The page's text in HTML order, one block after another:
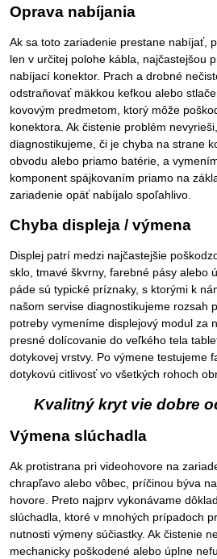
Oprava nabíjania
Ak sa toto zariadenie prestane nabíjať,
len v určitej polohe kábla, najčastejšou
nabíjací konektor. Prach a drobné
odstraňovať mäkkou kefkou alebo
kovovým predmetom, ktorý môže
konektora. Ak čistenie problém
diagnostikujeme, či je chyba na strane
obvodu alebo priamo batérie, a
komponent spájkovaním priamo na
zariadenie opäť nabíjalo spoľahlivo.
Chyba displeja / výmena
Displej patrí medzi najčastejšie
sklo, tmavé škvrny, farebné pásy alebo
páde sú typické príznaky, s ktorými k
našom servise diagnostikujeme rozsah
potreby vymeníme displejový modul za
presné dolícovanie do veľkého tela
dotykovej vrstvy. Po výmene testujeme
dotykovú citlivosť vo všetkých rohoch
Kvalitný kryt vie dobre
Výmena slúchadla
Ak protistrana pri videohovore na
chrapľavo alebo vôbec, príčinou býva
hovore. Preto najprv vykonávame
slúchadla, ktoré v mnohých prípadoch
nutnosti výmeny súčiastky. Ak čistenie
mechanicky poškodené alebo úplne